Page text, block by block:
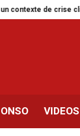
de crise climatique
VIDEOS